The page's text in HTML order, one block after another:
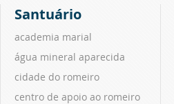
Santuário
academia marial
água mineral aparecida
cidade do romeiro
centro de apoio ao romeiro